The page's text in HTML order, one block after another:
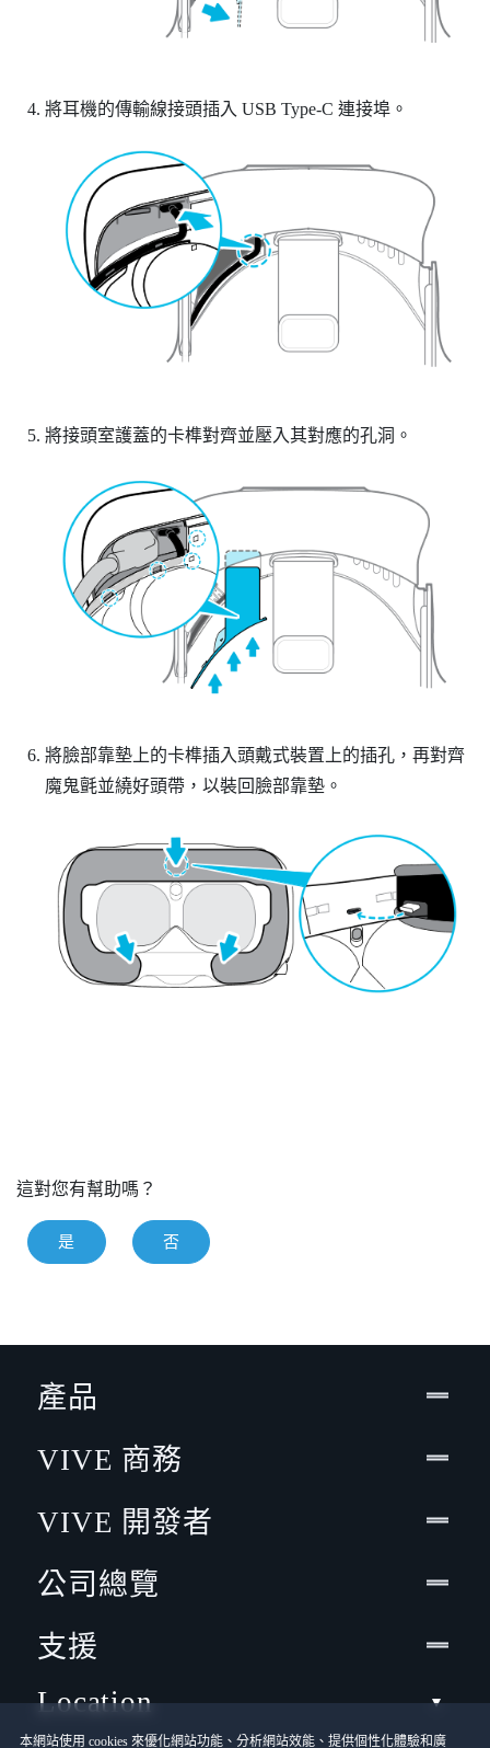
將耳機的傳輸線接頭插入 USB Type-C 連接埠。
將接頭室護蓋的卡榫對齊並壓入其對應的孔洞。
將臉部靠墊上的卡榫插入頭戴式裝置上的插孔，再對齊
魔鬼氈並繞好頭帶，以裝回臉部靠墊。
這對您有幫助嗎？
是 否
本網站使用 cookies 來優化網站功能、分析網站效能、提供個性化體驗和廣
產品
VIVE 商務
VIVE 開發者
公司總覽
支援
Location